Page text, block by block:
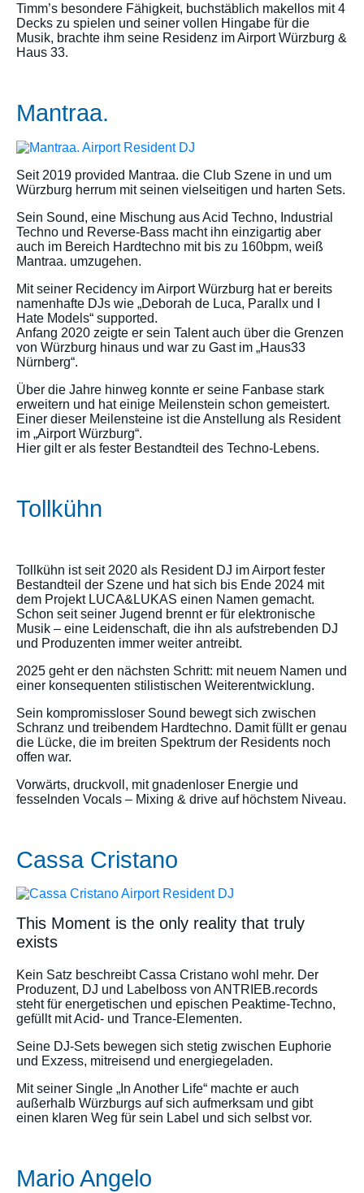
Timm’s besondere Fähigkeit, buchstäblich makellos mit 4
Decks zu spielen und seiner vollen Hingabe für die
Musik, brachte ihm seine Residenz im Airport Würzburg &
Haus 33.
Mantraa.
Seit 2019 provided Mantraa. die Club Szene in und um
Würzburg herrum mit seinen vielseitigen und harten Sets.
Sein Sound, eine Mischung aus Acid Techno, Industrial
Techno und Reverse-Bass macht ihn einzigartig aber
auch im Bereich Hardtechno mit bis zu 160bpm, weiß
Mantraa. umzugehen.
Mit seiner Recidency im Airport Würzburg hat er bereits
namenhafte DJs wie „Deborah de Luca, Parallx und I
Hate Models“ supported.
Anfang 2020 zeigte er sein Talent auch über die Grenzen
von Würzburg hinaus und war zu Gast im „Haus33
Nürnberg“.
Über die Jahre hinweg konnte er seine Fanbase stark
erweitern und hat einige Meilenstein schon gemeistert.
Einer dieser Meilensteine ist die Anstellung als Resident
im „Airport Würzburg“.
Hier gilt er als fester Bestandteil des Techno-Lebens.
Tollkühn
Tollkühn ist seit 2020 als Resident DJ im Airport fester
Bestandteil der Szene und hat sich bis Ende 2024 mit
dem Projekt LUCA&LUKAS einen Namen gemacht.
Schon seit seiner Jugend brennt er für elektronische
Musik – eine Leidenschaft, die ihn als aufstrebenden DJ
und Produzenten immer weiter antreibt.
2025 geht er den nächsten Schritt: mit neuem Namen und
einer konsequenten stilistischen Weiterentwicklung.
Sein kompromissloser Sound bewegt sich zwischen
Schranz und treibendem Hardtechno. Damit füllt er genau
die Lücke, die im breiten Spektrum der Residents noch
offen war.
Vorwärts, druckvoll, mit gnadenloser Energie und
fesselnden Vocals – Mixing & drive auf höchstem Niveau.
Cassa Cristano
This Moment is the only reality that truly
exists
Kein Satz beschreibt Cassa Cristano wohl mehr. Der
Produzent, DJ und Labelboss von ANTRIEB.records
steht für energetischen und epischen Peaktime-Techno,
gefüllt mit Acid- und Trance-Elementen.
Seine DJ-Sets bewegen sich stetig zwischen Euphorie
und Exzess, mitreisend und energiegeladen.
Mit seiner Single „In Another Life“ machte er auch
außerhalb Würzburgs auf sich aufmerksam und gibt
einen klaren Weg für sein Label und sich selbst vor.
Mario Angelo